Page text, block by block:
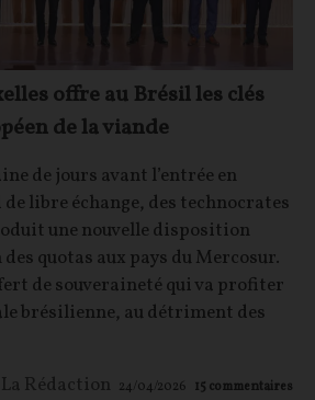
offre au Brésil les clés
de la viande
de jours avant l’entrée en
de libre échange, des technocrates
une nouvelle disposition
quotas aux pays du Mercosur.
de souveraineté qui va profiter
brésilienne, au détriment des
La Rédaction 24/04/2026 15 commentaires